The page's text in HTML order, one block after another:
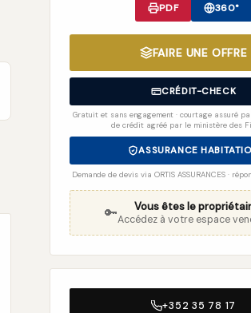
PDF 360°
FAIRE UNE OFFRE
CRÉDIT-CHECK
Gratuit et sans engagement · courtage assuré
de crédit agréé par le ministère des
ASSURANCE
Demande de devis via ORTIS ASSURANCES ·
🔑 Vous êtes le
Accédez à votre espace
+352 35 78 17